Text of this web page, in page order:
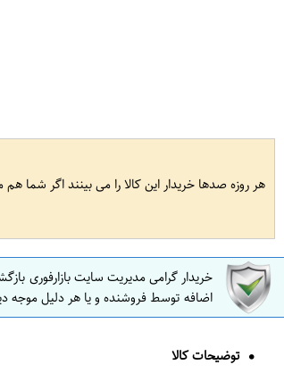
هر روزه صدها خریدار این کالا را می بینند اگر شما هم
خریدار گرامی مدیریت سایت بازارفوری
اضافه توسط فروشنده و یا هر دلیل موجه
توضیحات کالا